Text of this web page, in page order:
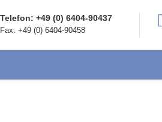
Telefon: +49 (0) 6404-90437
Fax: +49 (0) 6404-90458